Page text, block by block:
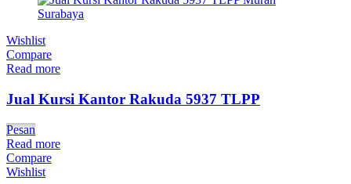
Wishlist
Compare
Read more
Jual Kursi Kantor Rakuda 5937 TLPP
Pesan
Read more
Compare
Wishlist